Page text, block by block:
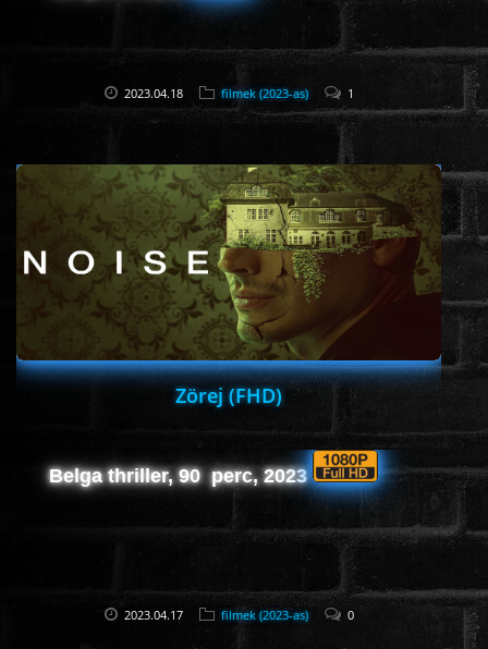
DOKUMENTUMFILMEK
ÉLŐ ADÁSOK (LIVE)
KARÁCSONYI FILMEK
PC-GAME
2023.04.18 filmek (2023-as) 1
Zörej (FHD)
Belga thriller, 90perc, 2023
2023.04.17 filmek (2023-as) 0